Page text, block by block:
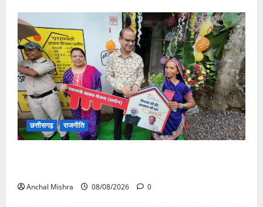
छत्तीसगढ़ राजनीति
Anchal Mishra 08/08/2026 0